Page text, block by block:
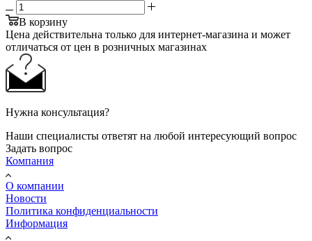
В корзину
Цена действительна только для интернет-магазина и может
отличаться от цен в розничных магазинах
Нужна консультация?
Наши специалисты ответят на любой интересующий вопрос
Задать вопрос
Компания
О компании
Новости
Политика конфиденциальности
Информация